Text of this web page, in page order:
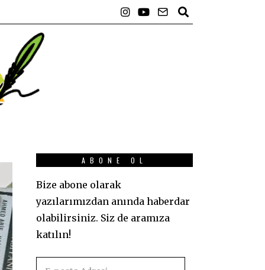
ABONE OL
Bize abone olarak
yazılarımızdan anında haberdar
olabilirsiniz. Siz de aramıza
katılın!